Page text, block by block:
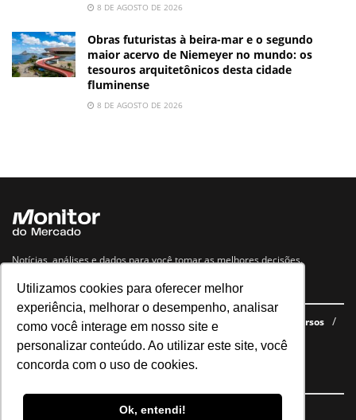
Utilizamos cookies para oferecer melhor
experiência, melhorar o desempenho, analisar
como você interage em nosso site e
personalizar conteúdo. Ao utilizar este site, você
concorda com o uso de cookies.
Ok, entendi!
8 DE AGOSTO DE 2026
Obras futuristas à beira-mar e o segundo
maior acervo de Niemeyer no mundo: os
tesouros arquitetônicos desta cidade
fluminense
8 DE AGOSTO DE 2026
Notícias, análises e dados para você tomar as melhores decisões.
Navegue no site
Últimas notícias Quem somos E-books gratuitos
Cursos
Política de privacidade